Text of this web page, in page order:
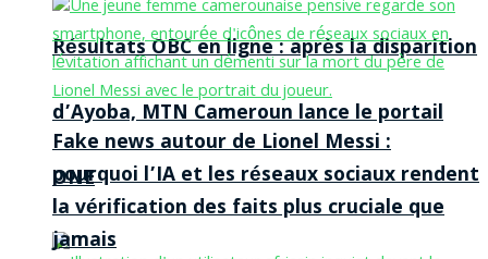
Résultats OBC en ligne : après la disparition
d’Ayoba, MTN Cameroun lance le portail
ONE
Fake news autour de Lionel Messi :
pourquoi l’IA et les réseaux sociaux rendent
la vérification des faits plus cruciale que
jamais